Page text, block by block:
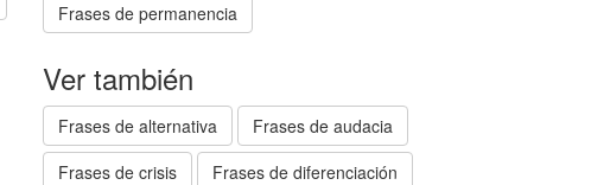
Frases de permanencia
Ver también
Frases de alternativa
Frases de audacia
Frases de crisis
Frases de diferenciación